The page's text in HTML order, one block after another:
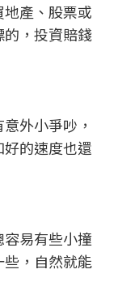
產、股票或
，投資賠錢
外小爭吵，
的速度也還
易有些小撞
，自然就能